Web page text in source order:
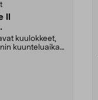
II
True
kuulokkeet,
kuunteluaika